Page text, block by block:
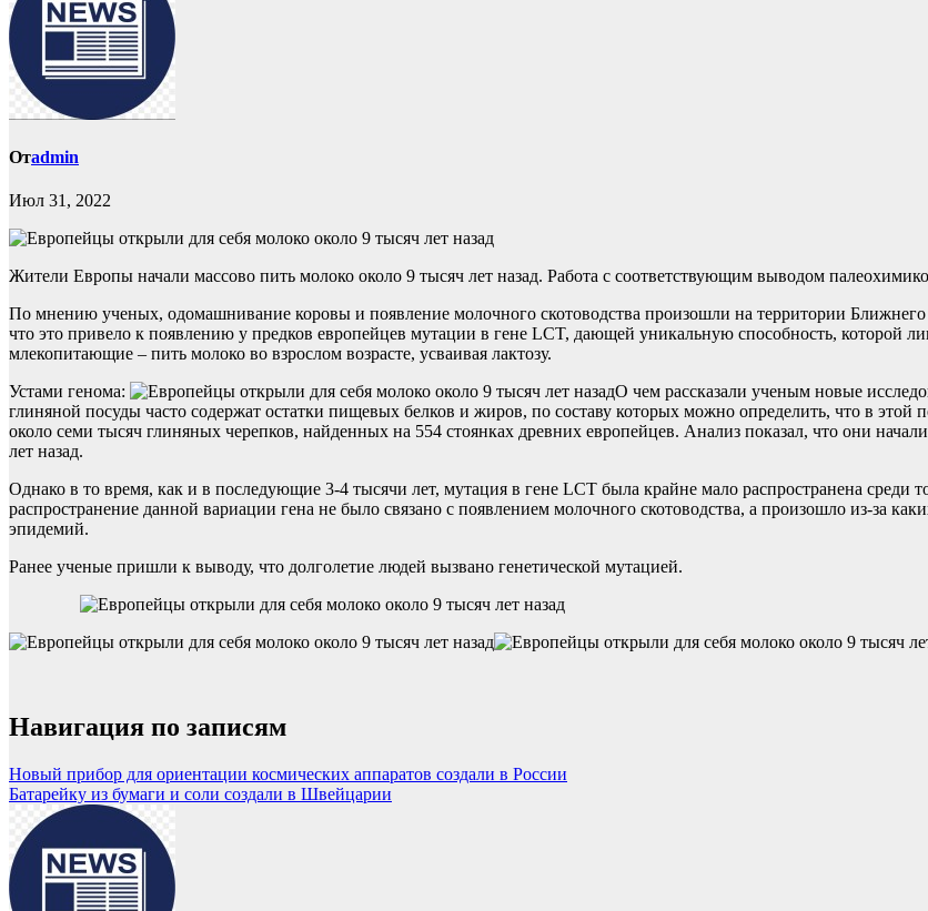
Отadmin
Июл 31, 2022
Жители Европы начали массово пить молоко около 9 тысяч лет назад. Работа с соответствующим выводом
По мнению ученых, одомашнивание коровы и появление молочного скотоводства произошли на территории Ближнего
что это привело к появлению у предков европейцев мутации в гене LCT, дающей уникальную способность, которой
млекопитающие – пить молоко во взрослом возрасте, усваивая лактозу.
Устами генома:
О чем рассказали ученым новые
глиняной посуды часто содержат остатки пищевых белков и жиров, по составу которых можно определить, что в этой
около семи тысяч глиняных черепков, найденных на 554 стоянках древних европейцев. Анализ показал, что они
лет назад.
Однако в то время, как и в последующие 3-4 тысячи лет, мутация в гене LCT была крайне мало распространена
распространение данной вариации гена не было связано с появлением молочного скотоводства, а произошло из-за
эпидемий.
Ранее ученые пришли к выводу, что долголетие людей вызвано генетической мутацией.
Навигация по записям
Новый прибор для ориентации космических аппаратов создали в России
Батарейку из бумаги и соли создали в Швейцарии